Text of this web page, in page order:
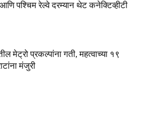
पश्चिम रेल्वे दरम्यान थेट कनेक्टिव्हीटी
मेट्रो प्रकल्पांना गती, महत्वाच्या १९
मंजुरी